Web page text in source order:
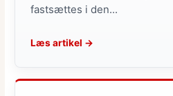
fastsættes i den...
Læs artikel →